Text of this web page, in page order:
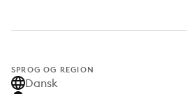
SPROG OG REGION
Dansk